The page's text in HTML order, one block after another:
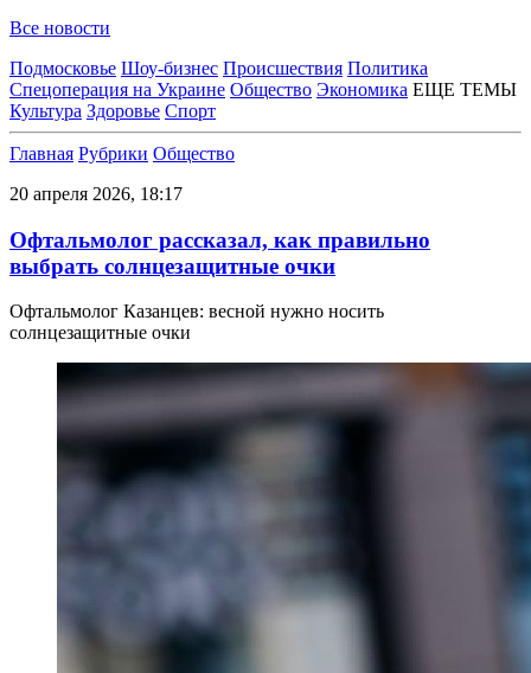
Все новости
Подмосковье Шоу-бизнес Происшествия Политика
Спецоперация на Украине Общество Экономика ЕЩЕ ТЕМЫ
Культура Здоровье Спорт
Главная Рубрики Общество
20 апреля 2026, 18:17
Офтальмолог рассказал, как правильно
выбрать солнцезащитные очки
Офтальмолог Казанцев: весной нужно носить
солнцезащитные очки